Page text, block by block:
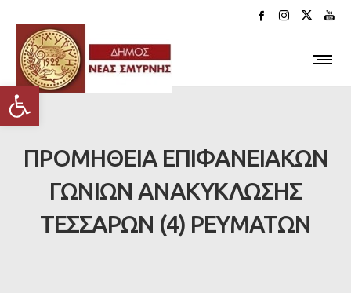
Ανοίξτε τη γραμμή εργαλείων
ΠΡΟΜΗΘΕΙΑ ΕΠΙΦΑΝΕΙΑΚΩΝ
ΓΩΝΙΩΝ ΑΝΑΚΥΚΛΩΣΗΣ
ΤΕΣΣΑΡΩΝ (4) ΡΕΥΜΑΤΩΝ